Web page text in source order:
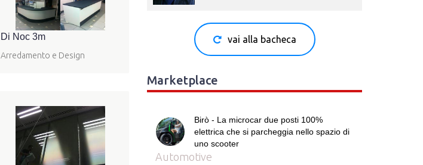
Di Noc 3m
Arredamento e Design
vai alla bacheca
Marketplace
Birò - La microcar due posti 100%
elettrica che si parcheggia nello spazio di
uno scooter
Automotive